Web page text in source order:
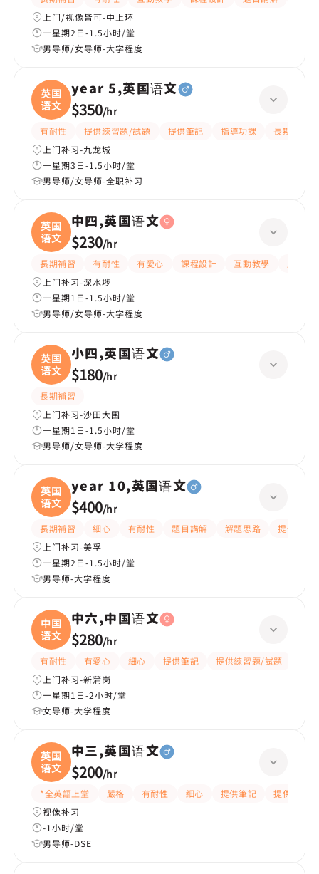
上门/视像皆可-中上环
一星期2日-1.5小时/堂
男导师/女导师-大学程度
英国
语文
year 5,英国语文
$350/hr
有耐性 提供練習題/試題 提供筆記 指導功課
長期補習
上门补习-九龙城
一星期3日-1.5小时/堂
男导师/女导师-全职补习
英国
语文
中四,英国语文
$230/hr
長期補習 有耐性 有愛心 課程設計 互動教學
題目講
上门补习-深水埗
一星期1日-1.5小时/堂
男导师/女导师-大学程度
英国
语文
小四,英国语文
$180/hr
長期補習
上门补习-沙田大围
一星期1日-1.5小时/堂
男导师/女导师-大学程度
英国
语文
year 10,英国语文
$400/hr
長期補習 細心 有耐性 題目講解 解題思路
提供練習
上门补习-美孚
一星期2日-1.5小时/堂
男导师-大学程度
中国
语文
中六,中国语文
$280/hr
有耐性 有愛心 細心 提供筆記 提供練習題/試題
上门补习-新蒲岗
一星期1日-2小时/堂
女导师-大学程度
英国
语文
中三,英国语文
$200/hr
*全英語上堂 嚴格 有耐性 細心 提供筆記
提供練習
视像补习
-1小时/堂
男导师-DSE